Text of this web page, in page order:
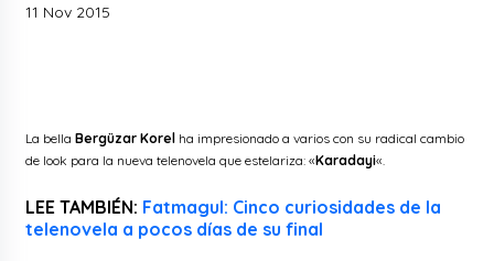
11 Nov 2015
La bellaBergüzar Korel ha impresionado a varios con su radical cambio
de look para la nueva telenovela que estelariza: «Karadayi«.
LEE TAMBIÉN: Fatmagul: Cinco curiosidades de la
telenovela a pocos días de su final